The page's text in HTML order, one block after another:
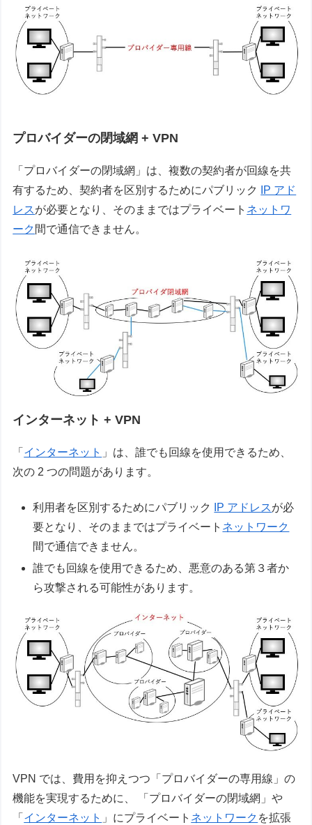
プロバイダーの閉域網 + VPN
「プロバイダーの閉域網」は、複数の契約者が回線を共
有するため、契約者を区別するためにパブリック
IP アド
レスが必要となり、そのままではプライベート ネットワ
ーク 間で通信できません。
インターネット + VPN
「 インターネット 」は、誰でも回線を使用できるため、
次の 2 つの問題があります。
利用者を区別するためにパブリック IP アドレスが必
要となり、そのままではプライベート ネットワーク
間で通信できません。
誰でも回線を使用できるため、悪意のある第３者か
ら攻撃される可能性があります。
VPN では、費用を抑えつつ「プロバイダーの専用線」の
機能を実現するために、 「プロバイダーの閉域網」や
「 インターネット 」にプライベート ネットワーク を拡張